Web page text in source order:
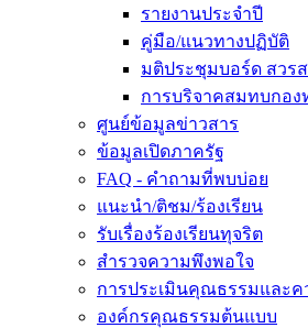
รายงานประจำปี
คู่มือ/แนวทางปฏิบัติ
มติประชุมบอร์ด สวร
การบริจาคสมทบกอง
ศูนย์ข้อมูลข่าวสาร
ข้อมูลเปิดภาครัฐ
FAQ - คำถามที่พบบ่อย
แนะนำ/ติชม/ร้องเรียน
รับเรื่องร้องเรียนทุจริต
สำรวจความพึงพอใจ
การประเมินคุณธรรมและค
องค์กรคุณธรรมต้นแบบ